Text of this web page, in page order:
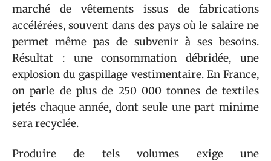
marché de vêtements issus de fabrications
accélérées, souvent dans des pays où le salaire ne
permet même pas de subvenir à ses besoins.
Résultat : une consommation débridée, une
explosion du gaspillage vestimentaire. En France,
on parle de plus de 250 000 tonnes de textiles
jetés chaque année, dont seule une part minime
sera recyclée.
Produire de tels volumes exige une